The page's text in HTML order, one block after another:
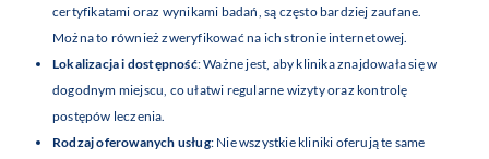
certyfikatami oraz wynikami badań, są często bardziej zaufane.
Można to również zweryfikować na ich stronie internetowej.
Lokalizacja i dostępność: Ważne jest, aby klinika znajdowała się w
dogodnym miejscu, co ułatwi regularne wizyty oraz kontrolę
postępów leczenia.
Rodzaj oferowanych usług: Nie wszystkie kliniki oferują te same